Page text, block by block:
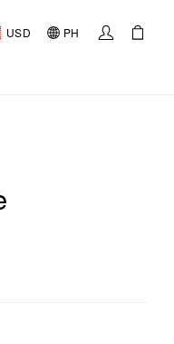
USD PH